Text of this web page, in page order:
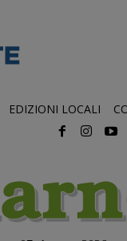
EDIZIONI LOCALI